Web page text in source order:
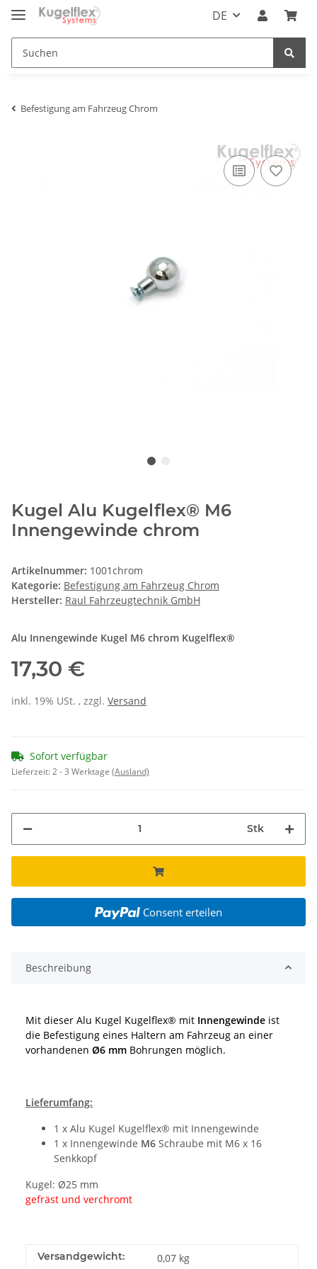
DE
Befestigung am Fahrzeug Chrom
Kugel Alu Kugelflex® M6
Innengewinde chrom
Artikelnummer: 1001chrom
Kategorie: Befestigung am Fahrzeug Chrom
Hersteller: Raul Fahrzeugtechnik GmbH
Alu Innengewinde Kugel M6 chrom Kugelflex®
17,30 €
inkl. 19% USt. , zzgl. Versand
Sofort verfügbar
Lieferzeit:2 - 3 Werktage (Ausland)
Stk
Consent erteilen
Beschreibung
Mit dieser Alu Kugel Kugelflex® mit Innengewinde ist
die Befestigung eines Haltern am Fahrzeug an einer
vorhandenen Ø6 mm Bohrungen möglich.
Lieferumfang:
1 x Alu Kugel Kugelflex® mit Innengewinde
1 x Innengewinde M6 Schraube mit M6 x 16
Senkkopf
Kugel: Ø25 mm
gefräst und verchromt
Versandgewicht: 0,07 kg